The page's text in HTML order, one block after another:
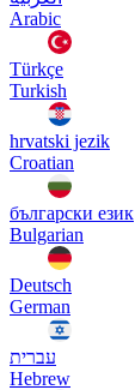
Arabic
Türkçe
Turkish
hrvatski jezik
Croatian
български език
Bulgarian
Deutsch
German
עברית
Hebrew